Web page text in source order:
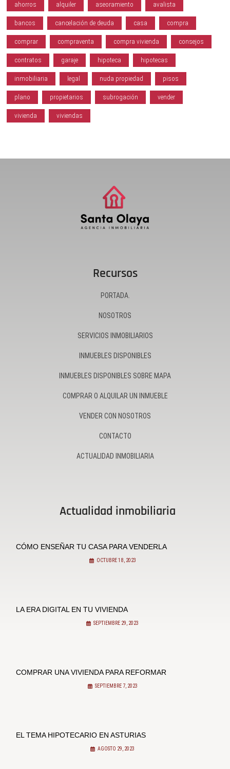
ahorros alquiler aseoramiento avalista
bancos cancelación de deuda casa compra
comprar compraventa compra vivienda consejos
contratos garaje hipoteca hipotecas
inmobiliaria legal nuda propiedad pisos
plano propietarios subrogación vender
vivienda viviendas
Recursos
PORTADA.
NOSOTROS
SERVICIOS INMOBILIARIOS
INMUEBLES DISPONIBLES
INMUEBLES DISPONIBLES SOBRE MAPA
COMPRAR O ALQUILAR UN INMUEBLE
VENDER CON NOSOTROS
CONTACTO
ACTUALIDAD INMOBILIARIA
Actualidad inmobiliaria
CÓMO ENSEÑAR TU CASA PARA VENDERLA
OCTUBRE 18, 2023
LA ERA DIGITAL EN TU VIVIENDA
SEPTIEMBRE 29, 2023
COMPRAR UNA VIVIENDA PARA REFORMAR
SEPTIEMBRE 7, 2023
EL TEMA HIPOTECARIO EN ASTURIAS
AGOSTO 29, 2023